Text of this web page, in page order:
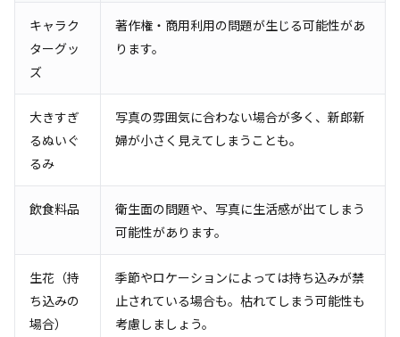
キャラク
ターグッ
ズ
著作権・商用利用の問題が生じる可能性があ
ります。
大きすぎ
るぬいぐ
るみ
写真の雰囲気に合わない場合が多く、新郎新
婦が小さく見えてしまうことも。
飲食料品
衛生面の問題や、写真に生活感が出てしまう
可能性があります。
生花（持
ち込みの
場合）
季節やロケーションによっては持ち込みが禁
止されている場合も。枯れてしまう可能性も
考慮しましょう。